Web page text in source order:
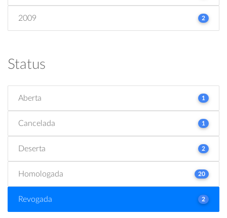
2009 2
Status
Aberta 1
Cancelada 1
Deserta 2
Homologada 20
Revogada 2